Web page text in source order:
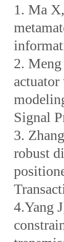
1. Ma
2.
Signal
3.
robust
4.Yang